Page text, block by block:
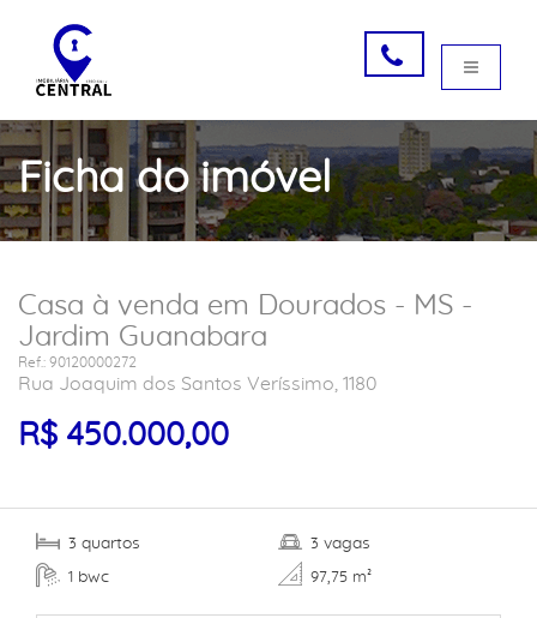
Ficha do imóvel
Casa à venda em Dourados - MS -
Jardim Guanabara
Ref.: 90120000272
Rua Joaquim dos Santos Veríssimo, 1180
R$ 450.000,00
3 quartos
1 bwc
3 vagas
97,75 m²